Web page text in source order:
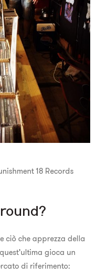
18 Records
ciò che apprezza della
gioca un
di riferimento: